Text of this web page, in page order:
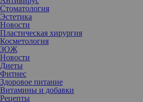
Стоматология
Эстетика
Новости
Пластическая хирургия
Косметология
ЗОЖ
Новости
Диеты
Фитнес
Здоровое питание
Витамины и добавки
Рецепты